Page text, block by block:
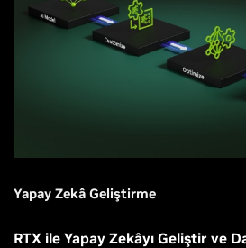
Yapay Zekâ Geliştirme
RTX ile Yapay Zekâyı Geliştir ve